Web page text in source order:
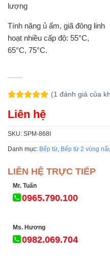
lượng
Tính năng ủ ấm, giã đông linh
hoạt nhiều cấp độ: 55°C,
65°C, 75°C.
dựa trên
(1 đánh giá của
Liên hệ
SKU: SPM-868I
Danh mục: Bếp từ Bếp từ 2 vùng
LIÊN HỆ TRỰC TIẾP
Mr. Tuấn
0965.790.100
Ms. Hương
0982.069.704